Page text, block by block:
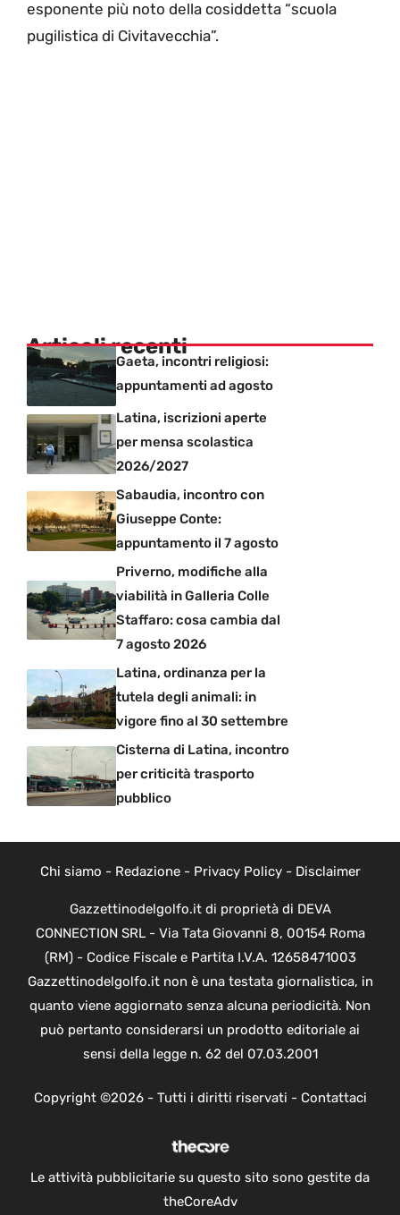
esponente più noto della cosiddetta “scuola
pugilistica di Civitavecchia”.
Articoli recenti
Gaeta, incontri religiosi:
appuntamenti ad agosto
Latina, iscrizioni aperte
per mensa scolastica
2026/2027
Sabaudia, incontro con
Giuseppe Conte:
appuntamento il 7 agosto
Priverno, modifiche alla
viabilità in Galleria Colle
Staffaro: cosa cambia dal
7 agosto 2026
Latina, ordinanza per la
tutela degli animali: in
vigore fino al 30 settembre
Cisterna di Latina, incontro
per criticità trasporto
pubblico
Chi siamo - Redazione- Privacy Policy- Disclaimer
Gazzettinodelgolfo.it di proprietà di DEVA
CONNECTION SRL - Via Tata Giovanni 8, 00154 Roma
(RM) - Codice Fiscale e Partita I.V.A. 12658471003
Gazzettinodelgolfo.it non è una testata giornalistica, in
quanto viene aggiornato senza alcuna periodicità. Non
può pertanto considerarsi un prodotto editoriale ai
sensi della legge n. 62 del 07.03.2001
Copyright ©2026 - Tutti i diritti riservati - Contattaci
Le attività pubblicitarie su questo sito sono gestite da
theCoreAdv